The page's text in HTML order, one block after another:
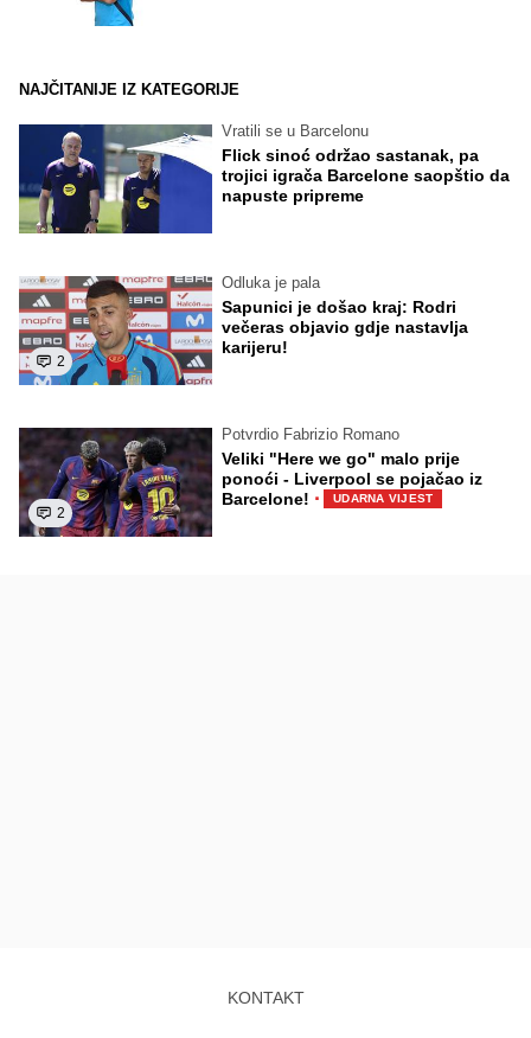
NAJČITANIJE IZ KATEGORIJE
Vratili se u Barcelonu
Flick sinoć održao sastanak, pa
trojici igrača Barcelone saopštio da
napuste pripreme
2
Odluka je pala
Sapunici je došao kraj: Rodri
večeras objavio gdje nastavlja
karijeru!
2
Potvrdio Fabrizio Romano
Veliki "Here we go" malo prije
ponoći - Liverpool se pojačao iz
Barcelone! · UDARNA VIJEST
KONTAKT